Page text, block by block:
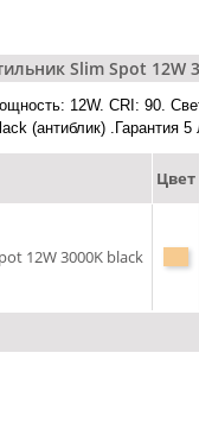
Slim Spot 12W
12W. CRI: 90.
(антиблик) .Гарантия 5
Цвет
12W 3000K black